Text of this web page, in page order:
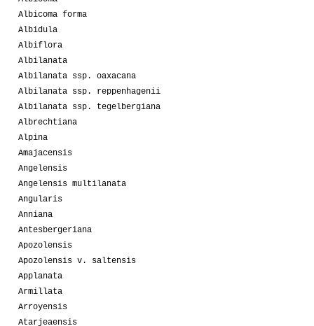
Albicoma forma
Albidula
Albiflora
Albilanata
Albilanata ssp. oaxacana
Albilanata ssp. reppenhagenii
Albilanata ssp. tegelbergiana
Albrechtiana
Alpina
Amajacensis
Angelensis
Angelensis multilanata
Angularis
Anniana
Antesbergeriana
Apozolensis
Apozolensis v. saltensis
Applanata
Armillata
Arroyensis
Atarjeaensis